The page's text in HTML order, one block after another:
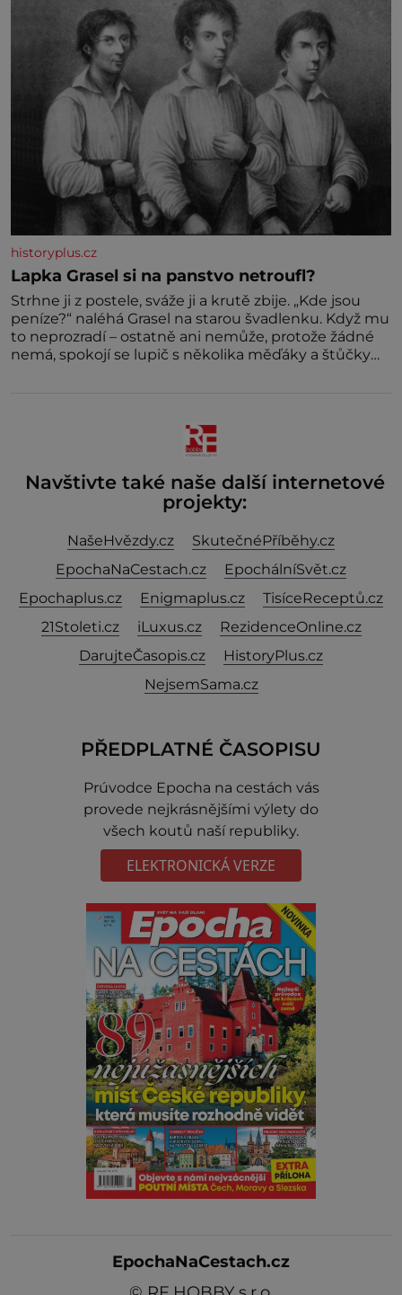
historyplus.cz
Lapka Grasel si na panstvo netroufl?
Strhne ji z postele, sváže ji a krutě zbije. „Kde jsou
peníze?“ naléhá Grasel na starou švadlenku. Když mu
to neprozradí – ostatně ani nemůže, protože žádné
nemá, spokojí se lupič s několika měďáky a štůčky
Navštivte také naše další internetové
projekty:
NašeHvězdy.cz
SkutečnéPříběhy.cz
EpochaNaCestach.cz
EpochálníSvět.cz
Epochaplus.cz
Enigmaplus.cz
TisíceReceptů.cz
21Stoleti.cz
iLuxus.cz
RezidenceOnline.cz
DarujteČasopis.cz
HistoryPlus.cz
NejsemSama.cz
PŘEDPLATNÉ ČASOPISU
Prúvodce Epocha na cestách vás
provede nejkrásnějšími výlety do
všech koutů naší republiky.
ELEKTRONICKÁ VERZE
EpochaNaCestach.cz